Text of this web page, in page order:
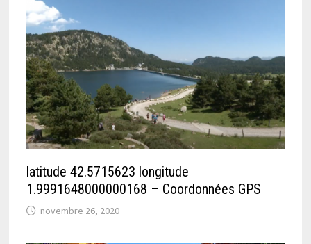
latitude 42.5715623 longitude
1.9991648000000168 – Coordonnées GPS
novembre 26, 2020